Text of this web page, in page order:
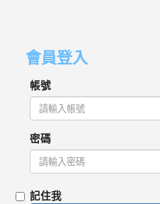
會員登入
帳號
密碼
記住我